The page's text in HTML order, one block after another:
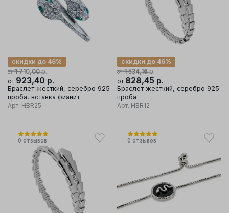
от 1 710,00р.
скидки до 46%
от 923,40 р.
Браслет жесткий, серебро 925
проба, вставка фианит
Арт. HBR25
от 1 534,16р.
скидки до 46%
от 828,45 р.
Браслет жесткий, серебро 925
проба
Арт. HBR12
0 отзывов 0 отзывов